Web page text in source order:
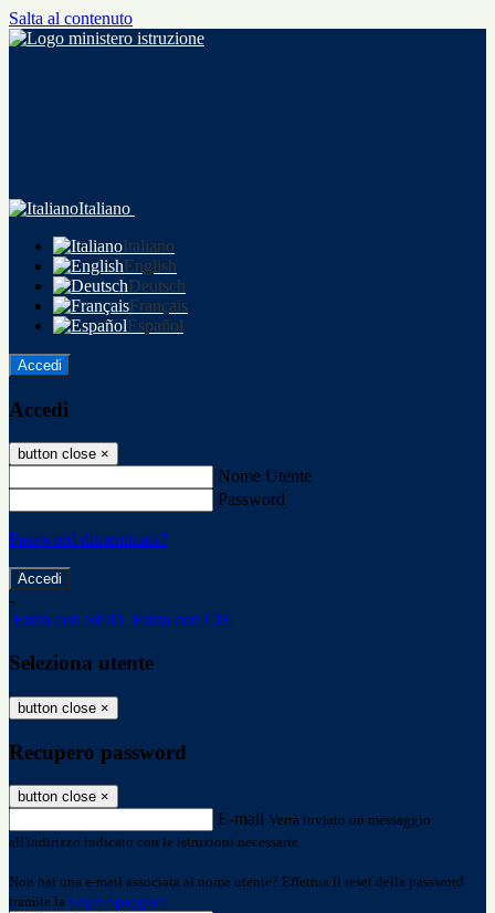
Salta al contenuto
Italiano
Italiano
English
Deutsch
Français
Español
Accedi
Accedi
button close ×
Nome Utente
Password
Password dimenticata?
-
Entra con SPID Entra con CIE
Seleziona utente
button close ×
Recupero password
button close ×
E-mail Verrà inviato un messaggio
all'indirizzo indicato con le istruzioni necessarie.
Non hai una e-mail associata al nome utente? Effettua il reset della password
tramite la Login Spaggiari